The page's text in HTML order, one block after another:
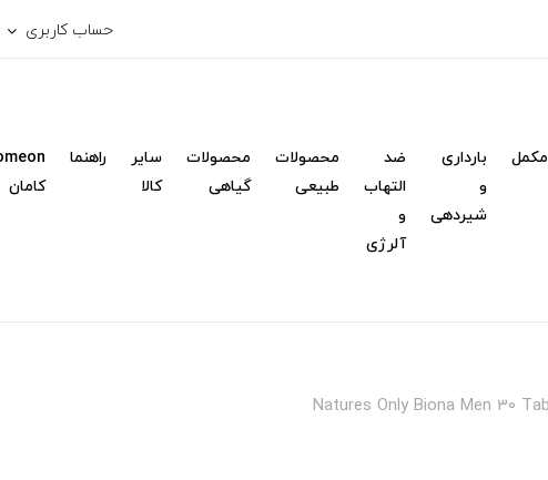
حساب کاربری
مکمل
بارداری
و
شیردهی
ضد
التهاب
و
آلرژی
محصولات
طبیعی
محصولات
گیاهی
سایر
کالا
راهنما
کامان